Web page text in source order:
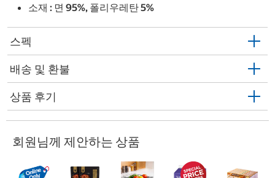
소재 : 면 95%, 폴리우레탄 5%
스펙
배송 및 환불
상품 후기
회원님께 제안하는 상품